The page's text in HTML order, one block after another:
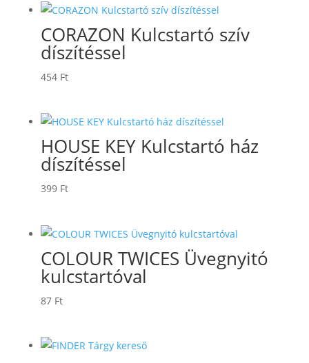
CORAZON Kulcstartó szív
díszítéssel
454 Ft
HOUSE KEY Kulcstartó ház
díszítéssel
399 Ft
COLOUR TWICES Üvegnyitó
kulcstartóval
87 Ft